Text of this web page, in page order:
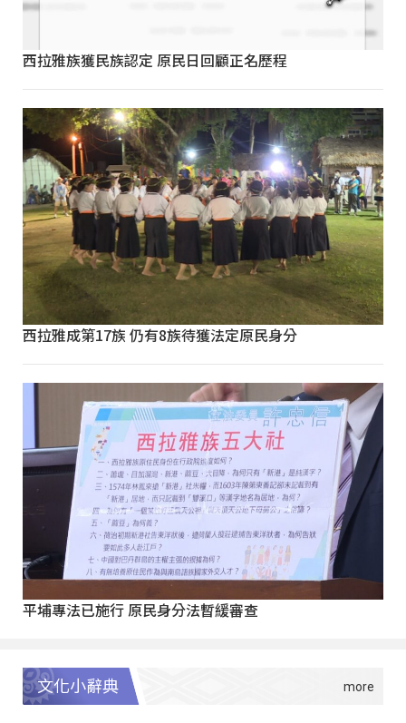
西拉雅族獲民族認定 原民日回顧正名歷程
西拉雅成第17族 仍有8族待獲法定原民身分
平埔專法已施行 原民身分法暫緩審查
文化小辭典